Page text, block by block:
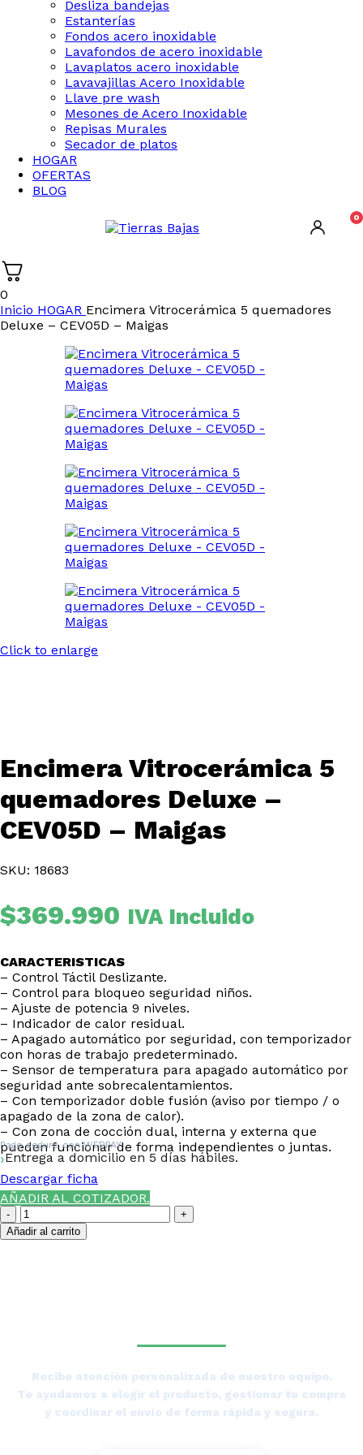
Desliza bandejas
Estanterías
Fondos acero inoxidable
Lavafondos de acero inoxidable
Lavaplatos acero inoxidable
Lavavajillas Acero Inoxidable
Llave pre wash
Mesones de Acero Inoxidable
Repisas Murales
Secador de platos
HOGAR
OFERTAS
BLOG
0
0
Inicio HOGAR Encimera Vitrocerámica 5 quemadores
Deluxe – CEV05D – Maigas
Click to enlarge
Encimera Vitrocerámica 5
quemadores Deluxe –
CEV05D – Maigas
SKU: 18683
$369.990 IVA Incluido
CARACTERISTICAS
– Control Táctil Deslizante.
– Control para bloqueo seguridad niños.
– Ajuste de potencia 9 niveles.
– Indicador de calor residual.
– Apagado automático por seguridad, con temporizador
con horas de trabajo predeterminado.
– Sensor de temperatura para apagado automático por
seguridad ante sobrecalentamientos.
– Con temporizador doble fusión (aviso por tiempo / o
apagado de la zona de calor).
– Con zona de cocción dual, interna y externa que
pueden funcionar de forma independientes o juntas.
Pago seguro conWEBPAY
Entrega a domicilio en 5 días hábiles.
Descargar ficha
AÑADIR AL COTIZADOR.
Encimera
Vitrocerámica
5
Añadir al carrito
Recibe atención personalizada de nuestro equipo.
Te ayudamos a elegir el producto, gestionar tu compra
y coordinar el envío de forma rápida y segura.